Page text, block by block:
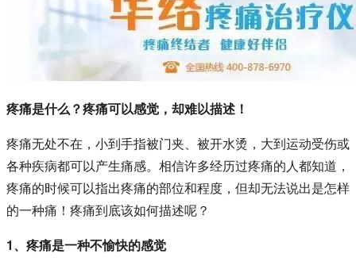
疼痛是什么？疼痛可以感觉，却难以描述！
疼痛无处不在，小到手指被门夹、被开水烫，大到运动受伤或
各种疾病都可以产生痛感。相信许多经历过疼痛的人都知道，
疼痛的时候可以指出疼痛的部位和程度，但却无法说出是怎样
的一种痛！疼痛到底该如何描述呢？
1、疼痛是一种不愉快的感觉